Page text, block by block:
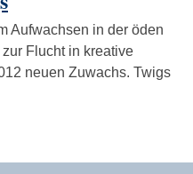
Aufwachsen in der öden
Flucht in kreative
neuen Zuwachs. Twigs